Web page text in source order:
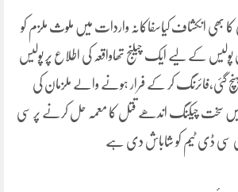
کا بھی انکشاف کیاسفاکانہ واردات میں ملوث ملزم کو
پولیس کے لیے ایک چیلنج تھاواقعہ کی اطلاع پر پولیس
گئی،فائرنگ کر کے فرار ہونے والے ملزمان کی
سخت چیکنگ اندھے قتل کا معمہ حل کرنے پر سی
سی سی ڈی ٹیم کو شاباش دی ہے